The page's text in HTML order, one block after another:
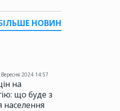
НОВИН
Вересня 2024 14:57
на
що буде з